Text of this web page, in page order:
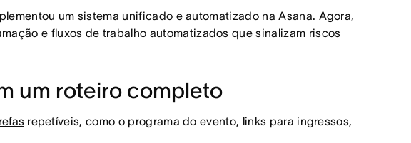
um sistema unificado e automatizado na Asana. Agora,
e fluxos de trabalho automatizados que sinalizam riscos
um roteiro completo
repetíveis, como o programa do evento, links para ingressos,